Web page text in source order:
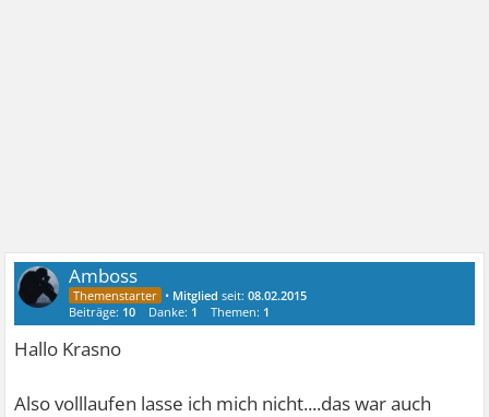
Amboss
• Mitglied seit:08.02.2015
Beiträge: 10 Danke: 1 Themen: 1
Hallo Krasno
Also volllaufen lasse ich mich nicht....das war auch